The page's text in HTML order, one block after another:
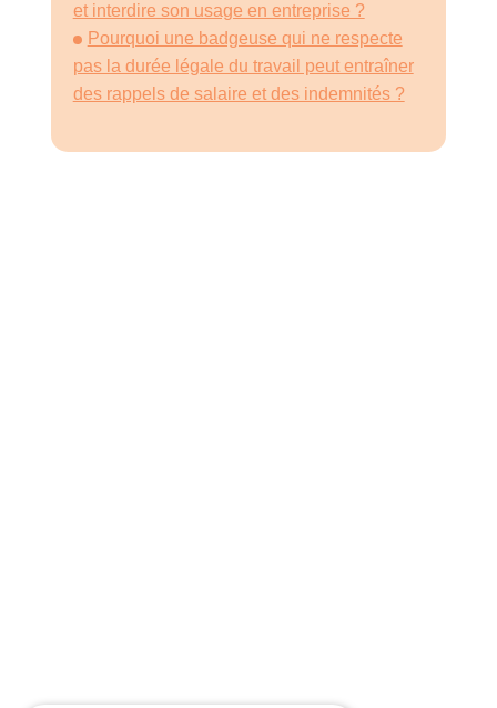
et interdire son usage en entreprise ?
Pourquoi une badgeuse qui ne respecte
pas la durée légale du travail peut entraîner
des rappels de salaire et des indemnités ?